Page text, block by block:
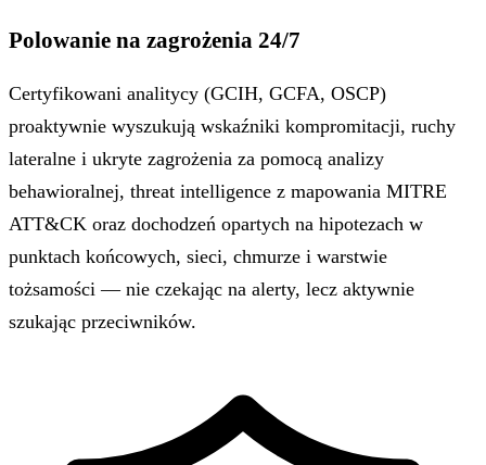
Polowanie na zagrożenia 24/7
Certyfikowani analitycy (GCIH, GCFA, OSCP)
proaktywnie wyszukują wskaźniki kompromitacji, ruchy
lateralne i ukryte zagrożenia za pomocą analizy
behawioralnej, threat intelligence z mapowania MITRE
ATT&CK oraz dochodzeń opartych na hipotezach w
punktach końcowych, sieci, chmurze i warstwie
tożsamości — nie czekając na alerty, lecz aktywnie
szukając przeciwników.